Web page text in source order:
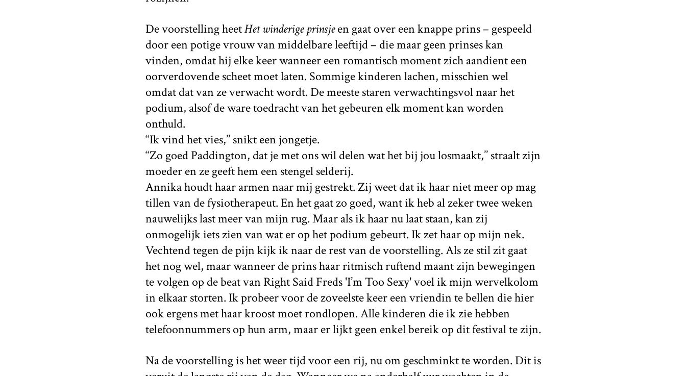
De voorstelling heetHet winderige prinsjeen gaat over een knappe prins – gespeeld
door een potige vrouw van middelbare leeftijd – die maar geen prinses kan
vinden, omdat hij elke keer wanneer een romantisch moment zich aandient een
oorverdovende scheet moet laten. Sommige kinderen lachen, misschien wel
omdat dat van ze verwacht wordt. De meeste staren verwachtingsvol naar het
podium, alsof de ware toedracht van het gebeuren elk moment kan worden
onthuld.
‘‘Ik vind het vies,’’ snikt een jongetje.
‘‘Zo goed Paddington, dat je met ons wil delen wat het bij jou losmaakt,’’ straalt zijn
moeder en ze geeft hem een stengel selderij.
Annika houdt haar armen naar mij gestrekt. Zij weet dat ik haar niet meer op mag
tillen van de fysiotherapeut. En het gaat zo goed, want ik heb al zeker twee weken
nauwelijks last meer van mijn rug. Maar als ik haar nu laat staan, kan zij
onmogelijk iets zien van wat er op het podium gebeurt. Ik zet haar op mijn nek.
Vechtend tegen de pijn kijk ik naar de rest van de voorstelling. Als ze stil zit gaat
het nog wel, maar wanneer de prins haar ritmisch ruftend maant zijn bewegingen
te volgen op de beat van Right Said Freds 'I’m Too Sexy' voel ik mijn wervelkolom
in elkaar storten. Ik probeer voor de zoveelste keer een vriendin te bellen die hier
ook ergens met haar kroost moet rondlopen. Alle kinderen die ik zie hebben
telefoonnummers op hun arm, maar er lijkt geen enkel bereik op dit festival te zijn.
Na de voorstelling is het weer tijd voor een rij, nu om geschminkt te worden. Dit is